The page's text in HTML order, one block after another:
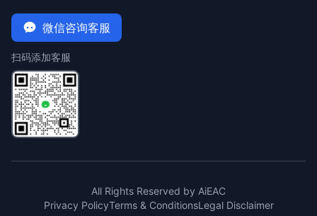
微信咨询客服
扫码添加客服
All Rights Reserved by AiEAC
Privacy PolicyTerms & ConditionsLegal Disclaimer